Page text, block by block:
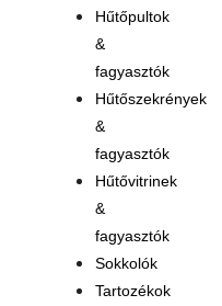
Hűtőpultok
&
fagyasztók
Hűtőszekrények
&
fagyasztók
Hűtővitrinek
&
fagyasztók
Sokkolók
Tartozékok